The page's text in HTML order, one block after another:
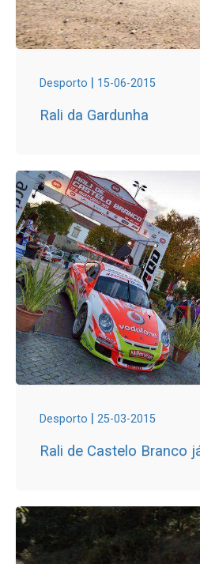
Desporto | 15-06-2015
Rali da Gardunha
Desporto | 25-03-2015
Rali de Castelo Branco